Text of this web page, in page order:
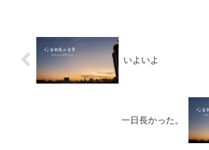
いよいよ
一日長かった。